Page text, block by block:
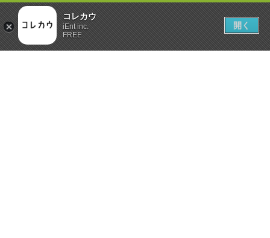
コレカウ
iEnt inc.
FREE
開く